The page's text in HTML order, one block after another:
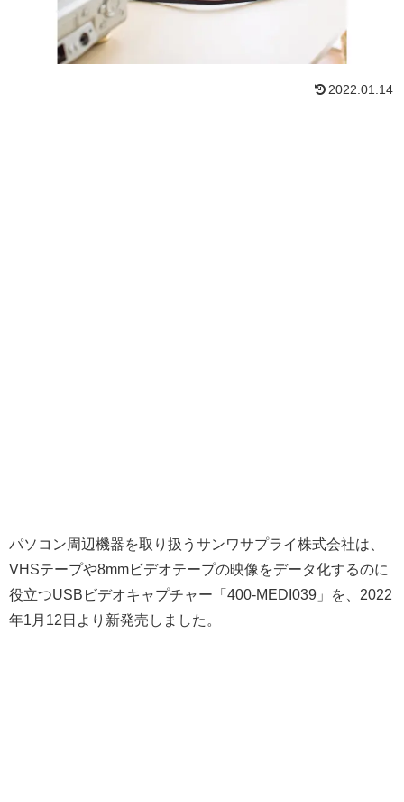
2022.01.14
パソコン周辺機器を取り扱うサンワサプライ株式会社は、
VHSテープや8mmビデオテープの映像をデータ化するのに
役立つUSBビデオキャプチャー「400-MEDI039」を、2022
年1月12日より新発売しました。